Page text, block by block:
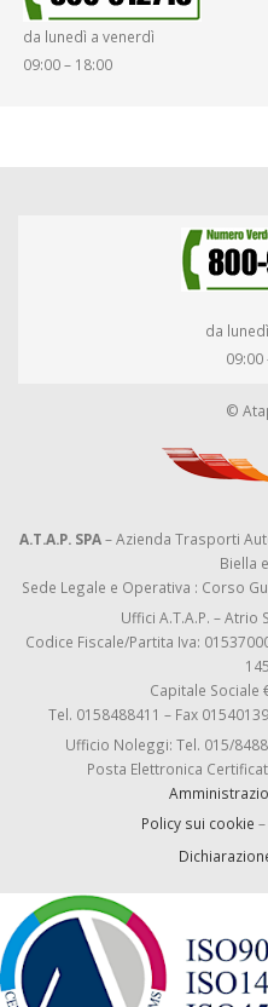
da lunedì a venerdì
09:00 – 18:00
da
09:00
©
A.T.A.P. SPA– Azienda Trasporti
Biella
Sede Legale e Operativa : Corso
Uffici A.T.A.P. – Atrio
Codice Fiscale/Partita Iva:
Capitale Sociale
Tel. 0158488411 – Fax
Ufficio Noleggi: Tel. 015/
Posta Elettronica
Policy sui cookie –